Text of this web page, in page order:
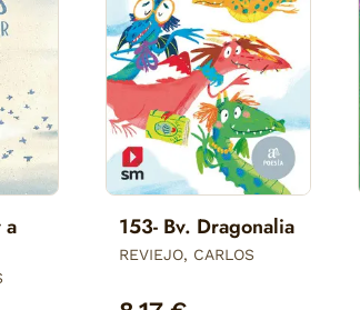
a
153- Bv. Dragonalia
REVIEJO, CARLOS